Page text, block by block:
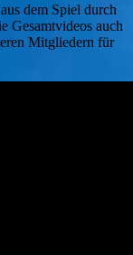
dem Spiel durch
Gesamtvideos auch
Mitgliedern für